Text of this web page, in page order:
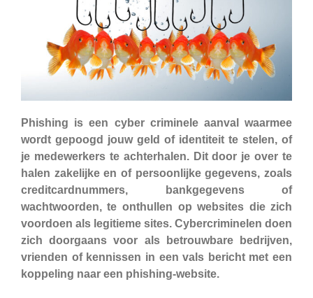
Phishing is een cyber criminele aanval waarmee
wordt gepoogd jouw geld of identiteit te stelen, of
je medewerkers te achterhalen. Dit door je over te
halen zakelijke en of persoonlijke gegevens, zoals
creditcardnummers, bankgegevens of
wachtwoorden, te onthullen op websites die zich
voordoen als legitieme sites. Cybercriminelen doen
zich doorgaans voor als betrouwbare bedrijven,
vrienden of kennissen in een vals bericht met een
koppeling naar een phishing-website.